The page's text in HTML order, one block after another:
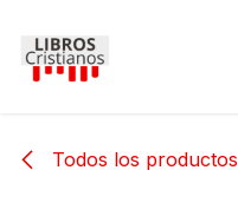
Todos los productos